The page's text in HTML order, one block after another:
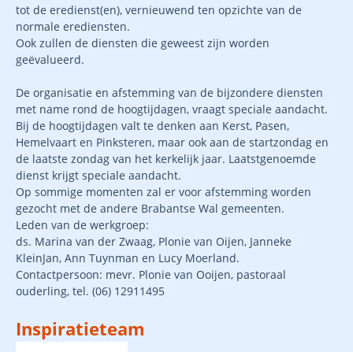
tot de eredienst(en), vernieuwend ten opzichte van de
normale erediensten.
Ook zullen de diensten die geweest zijn worden
geëvalueerd.
De organisatie en afstemming van de bijzondere diensten
met name rond de hoogtijdagen, vraagt speciale aandacht.
Bij de hoogtijdagen valt te denken aan Kerst, Pasen,
Hemelvaart en Pinksteren, maar ook aan de startzondag en
de laatste zondag van het kerkelijk jaar. Laatstgenoemde
dienst krijgt speciale aandacht.
Op sommige momenten zal er voor afstemming worden
gezocht met de andere Brabantse Wal gemeenten.
Leden van de werkgroep:
ds. Marina van der Zwaag, Plonie van Oijen, Janneke
KleinJan, Ann Tuynman en Lucy Moerland.
Contactpersoon: mevr. Plonie van Ooijen, pastoraal
ouderling, tel. (06) 12911495
Inspiratieteam